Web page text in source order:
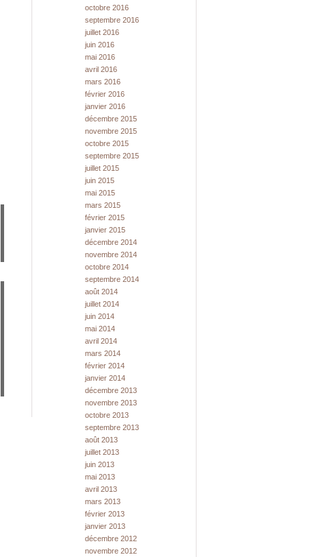
octobre 2016
septembre 2016
juillet 2016
juin 2016
mai 2016
avril 2016
mars 2016
février 2016
janvier 2016
décembre 2015
novembre 2015
octobre 2015
septembre 2015
juillet 2015
juin 2015
mai 2015
mars 2015
février 2015
janvier 2015
décembre 2014
novembre 2014
octobre 2014
septembre 2014
août 2014
juillet 2014
juin 2014
mai 2014
avril 2014
mars 2014
février 2014
janvier 2014
décembre 2013
novembre 2013
octobre 2013
septembre 2013
août 2013
juillet 2013
juin 2013
mai 2013
avril 2013
mars 2013
février 2013
janvier 2013
décembre 2012
novembre 2012